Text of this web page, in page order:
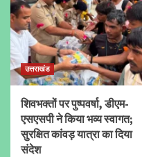
उत्तराखंड
शिवभक्तों पर पुष्पवर्षा, डीएम-
एसएसपी ने किया भव्य स्वागत;
सुरक्षित कांवड़ यात्रा का दिया
संदेश